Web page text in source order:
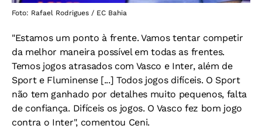
Foto: Rafael Rodrigues / EC Bahia
"Estamos um ponto à frente. Vamos tentar competir
da melhor maneira possível em todas as frentes.
Temos jogos atrasados com Vasco e Inter, além de
Sport e Fluminense [...] Todos jogos difíceis. O Sport
não tem ganhado por detalhes muito pequenos, falta
de confiança. Difíceis os jogos. O Vasco fez bom jogo
contra o Inter", comentou Ceni.